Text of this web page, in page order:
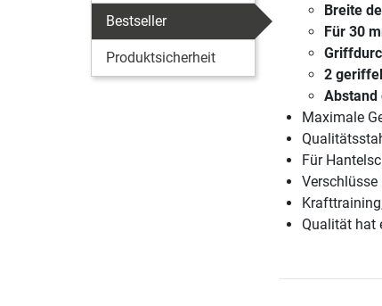
Bestseller
Produktsicherheit
Breite
Für 30
2
Abstand
Maximale
Für
Qualität hat